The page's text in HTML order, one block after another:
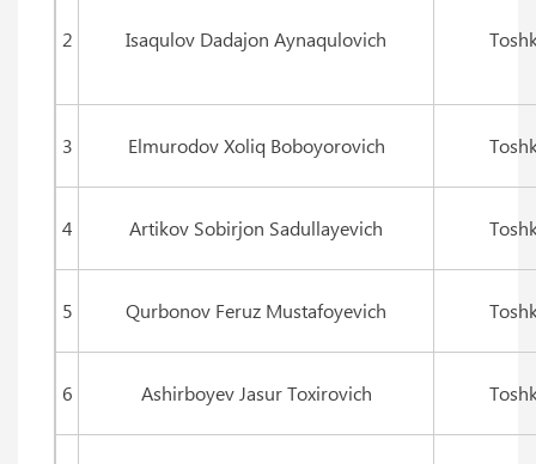
2 Isaqulov Dadajon Aynaqulovich
3 Elmurodov Xoliq Boboyorovich
4 Artikov Sobirjon Sadullayevich
5 Qurbonov Feruz Mustafoyevich
6 Ashirboyev Jasur Toxirovich